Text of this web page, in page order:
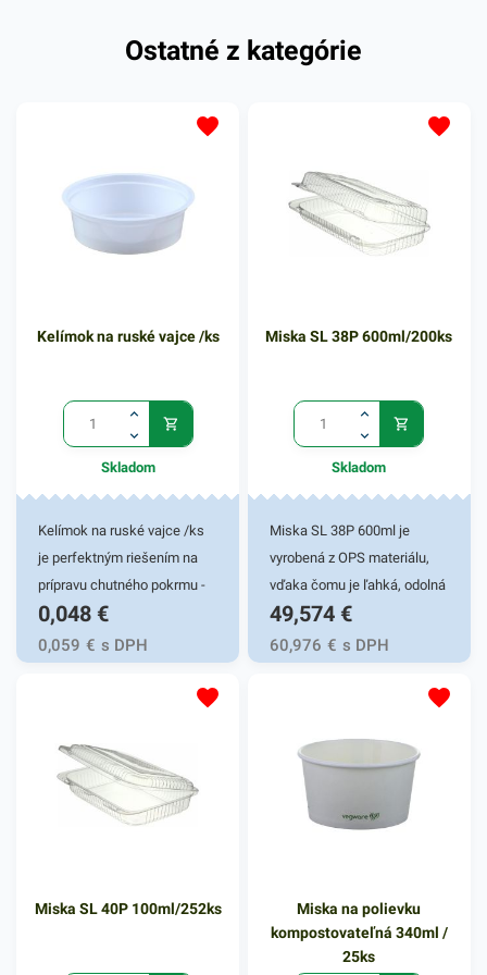
Ostatné z kategórie
Kelímok na ruské vajce /ks
Skladom
Kelímok na ruské vajce /ks
je perfektným riešením na
prípravu chutného pokrmu -
ruského vajca. Avšak tento
kelímok môže byť tiež
praktickým pomocníkom pri
tekutých marinád.
Predstavuje rýchle a prakticé
riešenie na balenie a
uchovanie jedla. Svoje
potravinách, pri rozvoze jedla
0,048 €
0,059 € s DPH
Miska SL 38P 600ml/200ks
Skladom
Miska SL 38P 600ml je
vyrobená z OPS materiálu,
vďaka čomu je ľahká, odolná
a pevná. Má zlepšenú
priehľadnosť a zvýšenú
pevnosť. Táto miska je veľmi
reštaurácií a iných
potravinových prevádzok.
Vhodná pre fresh obchody či
fast foody. Je určená na
prílohy, lahôdky a podobne.
Miska zabezpečí spoľahlivý
prenos jedla bez rozliatia či
49,574 €
60,976 € s DPH
Miska SL 40P 100ml/252ks
Miska na polievku
kompostovateľná 340ml /
25ks